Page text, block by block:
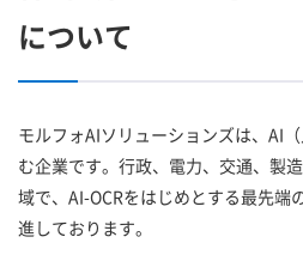
について
モルフォAIソリューションズは、AI
む企業です。行政、電力、交通、製
域で、AI-OCRをはじめとする最先端
進しております。